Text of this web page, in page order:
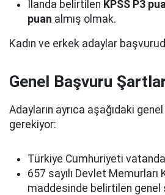
İlanda belirtilen KPSS P3
puan almış olmak.
Kadın ve erkek adaylar
Genel Başvuru
Adayların ayrıca aşağıdaki
gerekiyor:
Türkiye Cumhuriyeti
657 sayılı Devlet Memurları
maddesinde belirtilen genel